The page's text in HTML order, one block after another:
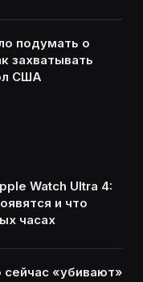
подумать о
захватывать
США
Watch Ultra 4:
и что
часах
сейчас «убивают»